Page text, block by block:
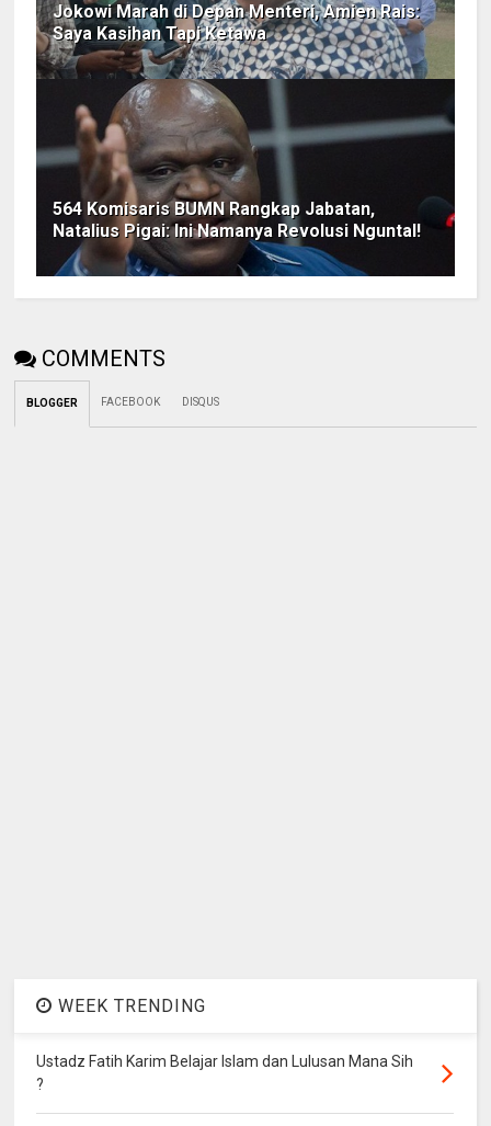
Jokowi Marah di Depan Menteri, Amien Rais:
Saya Kasihan Tapi Ketawa
564 Komisaris BUMN Rangkap Jabatan,
Natalius Pigai: Ini Namanya Revolusi Nguntal!
COMMENTS
BLOGGER FACEBOOK DISQUS
WEEK TRENDING
Ustadz Fatih Karim Belajar Islam dan Lulusan Mana Sih
?